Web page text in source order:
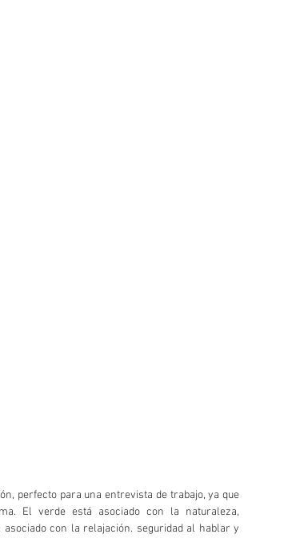
perfecto para una entrevista de trabajo, ya que
El verde está asociado con la naturaleza,
con la relajación. seguridad al hablar y